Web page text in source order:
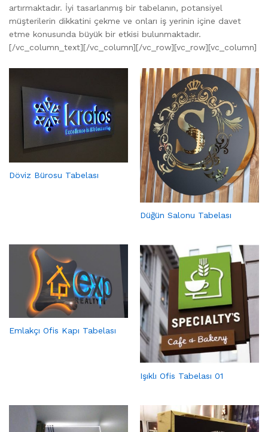
artırmaktadır. İyi tasarlanmış bir tabelanın, potansiyel
müşterilerin dikkatini çekme ve onları iş yerinin içine davet
etme konusunda büyük bir etkisi bulunmaktadır.
[/vc_column_text][/vc_column][/vc_row][vc_row][vc_column]
Döviz Bürosu Tabelası
Düğün Salonu Tabelası
Emlakçı Ofis Kapı Tabelası
Işıklı Ofis Tabelası 01